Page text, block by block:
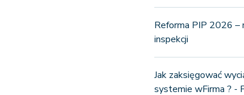
Reforma PIP 2026 –
inspekcji
Jak zaksięgować
systemie wFirma ? -